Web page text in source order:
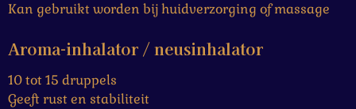
Kan gebruikt worden bij huidverzorging of massage
Aroma-inhalator / neusinhalator
10 tot 15 druppels
Geeft rust en stabiliteit